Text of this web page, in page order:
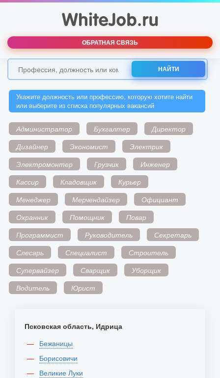
ОБРАТНАЯ СВЯЗЬ
НАЙТИ
Укажите должность или профессию, которую хотите найти
или выберите из списка популярных вакансий
Администратор Бухгалтер
Директор
Дизайнер
Экономист
Электрик
Электромонтер
Грузчик
Инженер
Кассир
Кладовщик
Курьер
Менеджер
Мерчендайзер
Официант
Охранник
Помощник
Повар
Программист
Руководитель
Секретарь
Слесарь
Специалист
Строитель
Супервайзер
Сварщик
Уборщик
Водитель
Юрист
Псковская область, Идрица
Бежаницы
Борисовичи
Великие Луки